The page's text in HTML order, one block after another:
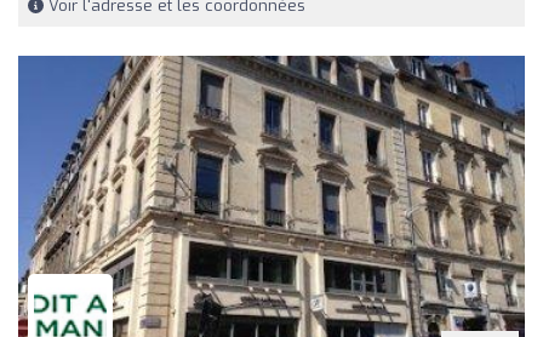
Voir l'adresse et les coordonnées